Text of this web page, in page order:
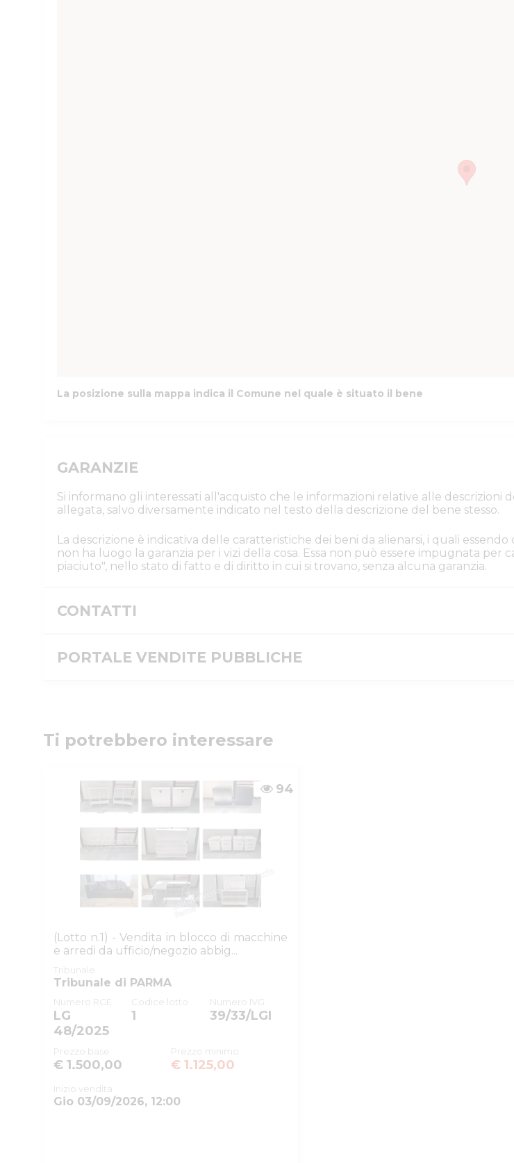
La posizione sulla mappa indica il Comune nel quale è situato il bene
GARANZIE
Si informano gli interessati all'acquisto che le informazioni relative alle
allegata, salvo diversamente indicato nel testo della descrizione del bene stesso.
La descrizione è indicativa delle caratteristiche dei beni da alienarsi, i quali
non ha luogo la garanzia per i vizi della cosa. Essa non può essere impugnata
piaciuto", nello stato di fatto e di diritto in cui si trovano, senza alcuna garanzia.
CONTATTI
Numeri di telefono:0521/776662
PORTALE VENDITE PUBBLICHE
Tipologia inserzione
Tipo procedura
ID registro
ID rito
ID tribunale
Registro
Rito
Numero procedura
Anno procedura
SOGGETTI
Ti potrebbero interessare
94
(Lotto n.1) - Vendita in blocco di macchine
e arredi da ufficio/negozio abbig...
Tribunale
Tribunale di PARMA
Numero RGE
LG
48/2025
Codice lotto
1
Numero IVG
39/33/LGI
Prezzo base
€ 1.500,00
Prezzo minimo
€ 1.125,00
Inizio vendita
Gio 03/09/2026, 12:00